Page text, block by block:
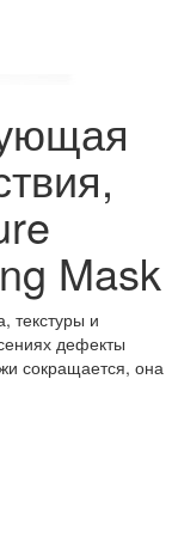
Mask
текстуры и
дефекты
сокращается, она